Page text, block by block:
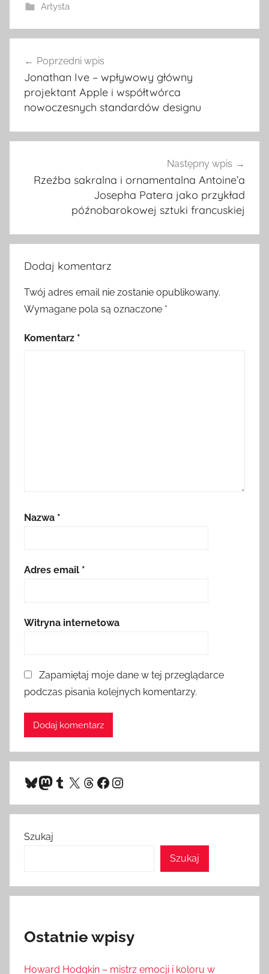
Artysta
wpisu
Poprzedni wpis
Jonathan Ive – wpływowy główny
projektant Apple i współtwórca
nowoczesnych standardów designu
Następny wpis
Rzeźba sakralna i ornamentalna Antoine’a
Josepha Patera jako przykład
późnobarokowej sztuki francuskiej
Dodaj komentarz
Twój adres email nie zostanie opublikowany.
Wymagane pola są oznaczone *
Komentarz *
Nazwa *
Adres email *
Witryna internetowa
Zapamiętaj moje dane w tej przeglądarce
podczas pisania kolejnych komentarzy.
Bluesky
Mastodon
Tumblr
X Threads
Facebook
Instagram
Szukaj
Szukaj
Ostatnie wpisy
Howard Hodgkin – mistrz emocji i koloru w